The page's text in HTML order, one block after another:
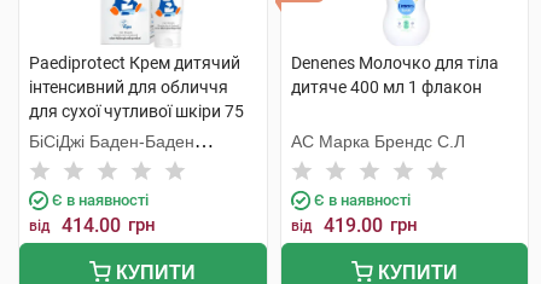
Paediprotect Крем дитячий
інтенсивний для обличчя
для сухої чутливої шкіри 75
мл 1 туба
БіСіДжі Баден-Баден
Косметікс Груп Гмбх
Є в наявності
від 414.00 грн
КУПИТИ
Denenes Молочко для тіла
дитяче 400 мл 1 флакон
АС Марка Брендс С.Л
Є в наявності
від 419.00 грн
КУПИТИ